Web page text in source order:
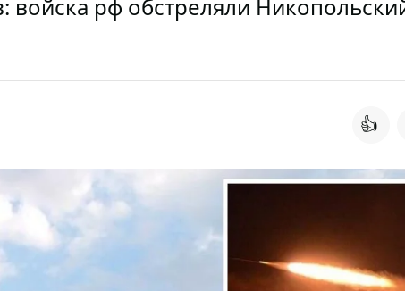
войска рф обстреляли
👍